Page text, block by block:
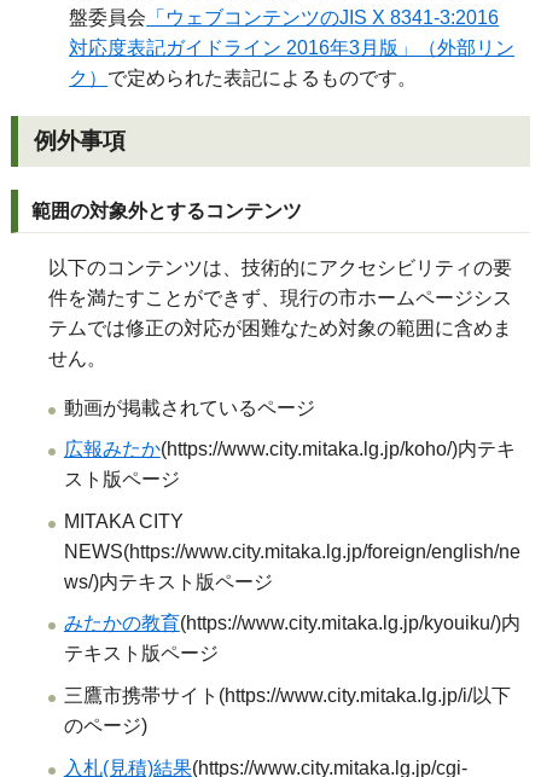
盤委員会 「ウェブコンテンツのJIS X 8341-3:2016
対応度表記ガイドライン 2016年3月版」（外部リン
ク） で定められた表記によるものです。
例外事項
範囲の対象外とするコンテンツ
以下のコンテンツは、技術的にアクセシビリティの要
件を満たすことができず、現行の市ホームページシス
テムでは修正の対応が困難なため対象の範囲に含めま
せん。
動画が掲載されているページ
広報みたか(https://www.city.mitaka.lg.jp/koho/)内テキ
スト版ページ
MITAKA CITY
NEWS(https://www.city.mitaka.lg.jp/foreign/english/ne
ws/)内テキスト版ページ
みたかの教育(https://www.city.mitaka.lg.jp/kyouiku/)内
テキスト版ページ
三鷹市携帯サイト(https://www.city.mitaka.lg.jp/i/以下
のページ)
入札(見積)結果(https://www.city.mitaka.lg.jp/cgi-